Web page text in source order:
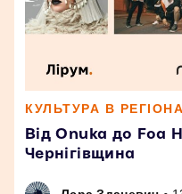
КУЛЬТУРА В
Від Onuka до Foa
Чернігівщина